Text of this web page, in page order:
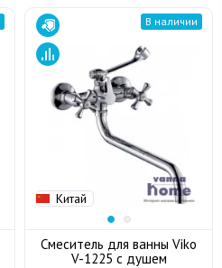
Китай
В наличии
Смеситель для ванны Viko
V-1225 с душем